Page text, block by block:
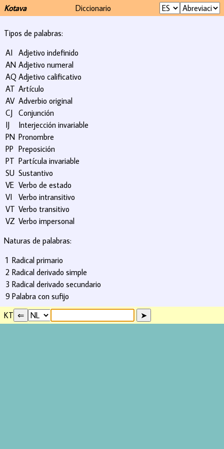
Kotava Diccionario
Tipos de palabras:
AI Adjetivo indefinido
AN Adjetivo numeral
AQ Adjetivo calificativo
AT Artículo
AV Adverbio original
CJ Conjunción
IJ
Interjección invariable
PN Pronombre
PP Preposición
PT Partícula invariable
SU Sustantivo
VE Verbo de estado
VI
Verbo intransitivo
VT Verbo transitivo
VZ Verbo impersonal
Naturas de palabras:
1 Radical primario
2 Radical derivado simple
3 Radical derivado secundario
9 Palabra con sufijo
KT